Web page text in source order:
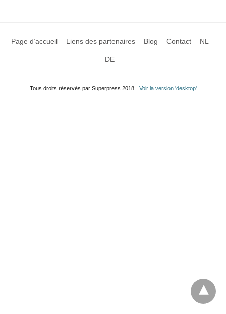
Page d’accueil Liens des partenaires Blog Contact NL
DE
Tous droits réservés par Superpress 2018 Voir la version 'desktop'